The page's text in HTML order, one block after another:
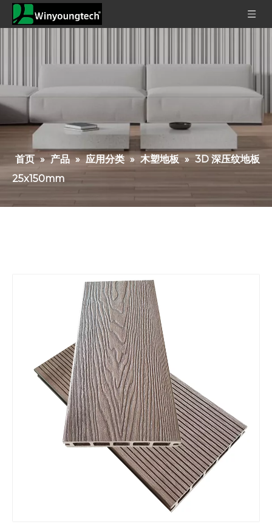
首页 » 产品 » 应用分类 » 木塑地板 » 3D 深压纹地板
25x150mm